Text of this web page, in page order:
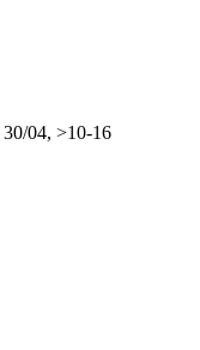
30/04, >10-16